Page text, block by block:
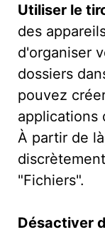
Utiliser le
des
d'organiser
dossiers
pouvez
applications
À partir de
"Fichiers".
Désactiver